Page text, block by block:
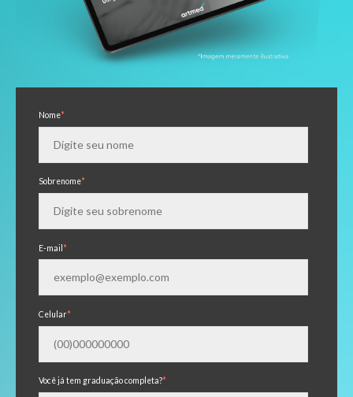
Nome*
Sobrenome*
E-mail *
Celular*
Você já tem graduação completa?*